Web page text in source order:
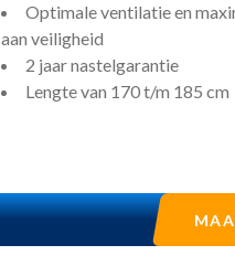
Optimale ventilatie en
aan veiligheid
2 jaar nastelgarantie
Lengte van 170 t/m 185 cm